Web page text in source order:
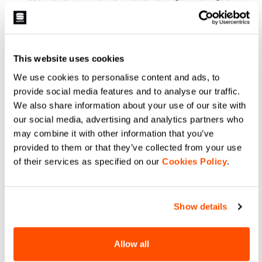
This website uses cookies
We use cookies to personalise content and ads, to
provide social media features and to analyse our traffic.
We also share information about your use of our site with
our social media, advertising and analytics partners who
may combine it with other information that you’ve
provided to them or that they’ve collected from your use
of their services as specified on our Cookies Policy.
Show details
Allow all
combinando estilo y tejidos muy
técnicos. Este maillot aporta un
capa base muy ligera. En
condiciones extremas, es perfecto
chaleco térmico Xplore Thermal
Comparar
For those who want to get serious
on the trail without giving up their
navigate_next
Cup athletes. It’s use? On the race
local_offerPromo 40%
SQUADRA W PANT
technical features for when you
local_offerPromo 40%